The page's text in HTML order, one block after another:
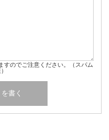
すのでご注意ください。（スパム